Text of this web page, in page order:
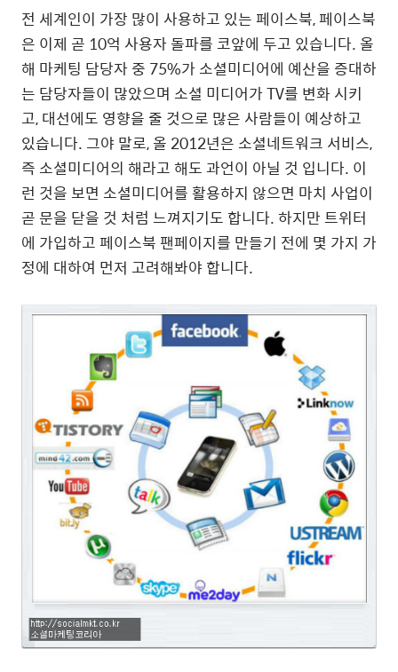
전 세계인이 가장 많이 사용하고 있는 페이스북, 페이스북
은 이제 곧 10억 사용자 돌파를 코앞에 두고 있습니다. 올
해 마케팅 담당자 중 75%가 소셜미디어에 예산을 증대하
는 담당자들이 많았으며 소셜 미디어가 TV를 변화 시키
고, 대선에도 영향을 줄 것으로 많은 사람들이 예상하고
있습니다. 그야 말로, 올 2012년은 소셜네트워크 서비스,
즉 소셜미디어의 해라고 해도 과언이 아닐 것 입니다. 이
런 것을 보면 소셜미디어를 활용하지 않으면 마치 사업이
곧 문을 닫을 것 처럼 느껴지기도 합니다. 하지만 트위터
에 가입하고 페이스북 팬페이지를 만들기 전에 몇 가지 가
정에 대하여 먼저 고려해봐야 합니다.